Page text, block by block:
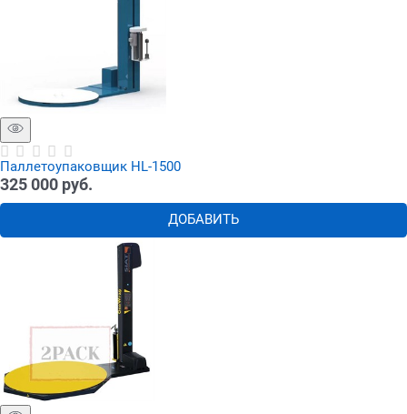
Паллетоупаковщик HL-1500
325 000 руб.
ДОБАВИТЬ